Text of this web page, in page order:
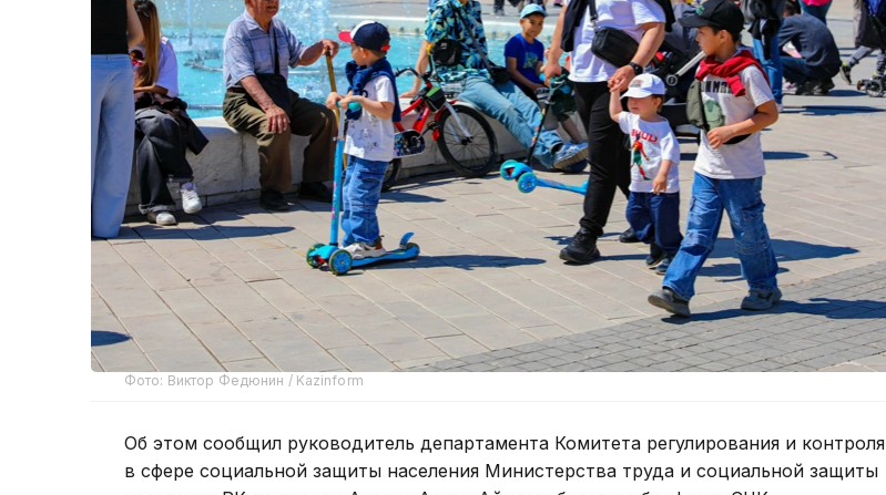
Фото: Виктор Федюнин / Kazinform
Об этом сообщил руководитель департамента Комитета регулирования и контроля
в сфере социальной защиты населения Министерства труда и социальной защиты